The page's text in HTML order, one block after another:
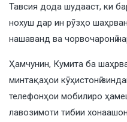
Тавсия дода шудааст, ки
нохуш дар ин рӯзҳо
нашаванд ва чорвочаронӣ
Ҳамчунин, Кумита ба
минтақаҳои кӯҳистонӣ
телефонҳои мобилиро
лавозимоти тибии